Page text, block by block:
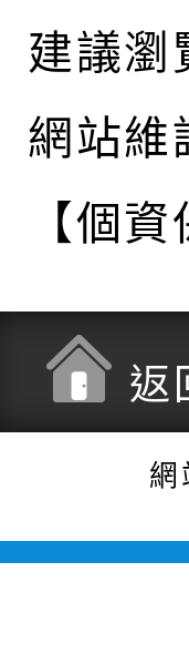
建議瀏
網站維
【個
返
網